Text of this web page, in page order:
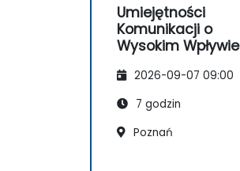
Umiejętności
Komunikacji o
Wysokim Wpływie
2026-09-07 09:00
7 godzin
Poznań